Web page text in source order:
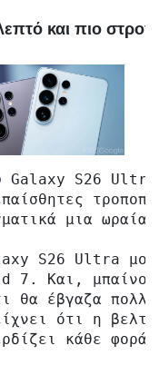
και πιο
Galaxy S26
μια ωραία
S26 Ultra
7. Και,
θα έβγαζα
ότι η
κάθε φορά.